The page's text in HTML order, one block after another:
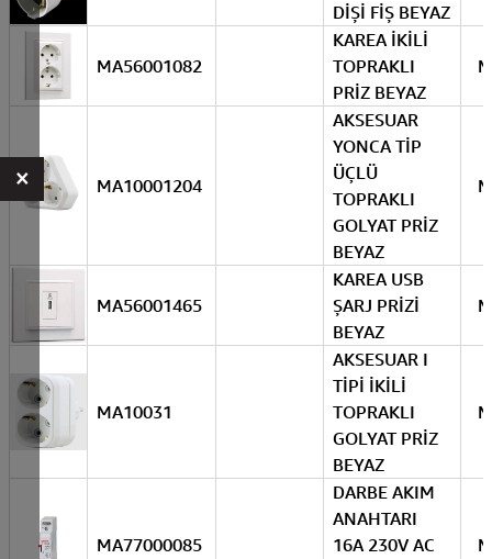
DİŞİ FİŞ BEYAZ
MA56001082
KAREA İKİLİ
TOPRAKLI
PRİZ BEYAZ
MA10001204
AKSESUAR
YONCA TİP
ÜÇLÜ
TOPRAKLI
GOLYAT PRİZ
BEYAZ
MA56001465
KAREA USB
ŞARJ PRİZİ
BEYAZ
MA10031
AKSESUAR I
TİPİ İKİLİ
TOPRAKLI
GOLYAT PRİZ
BEYAZ
MA77000085
DARBE AKIM
ANAHTARI
16A 230V AC
×